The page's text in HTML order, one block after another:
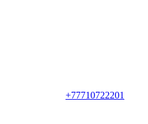
+77710722201